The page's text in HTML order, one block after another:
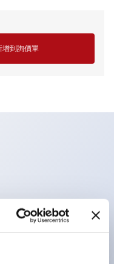
增到詢價單
鎖結構